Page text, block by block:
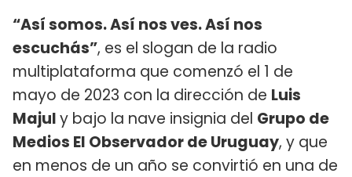
“Así somos. Así nos ves. Así nos
escuchás”, es el slogan de la radio
multiplataforma que comenzó el 1 de
mayo de 2023 con la dirección de Luis
Majuly bajo la nave insignia del Grupo de
Medios El Observador de Uruguay, y que
en menos de un año se convirtió en una de